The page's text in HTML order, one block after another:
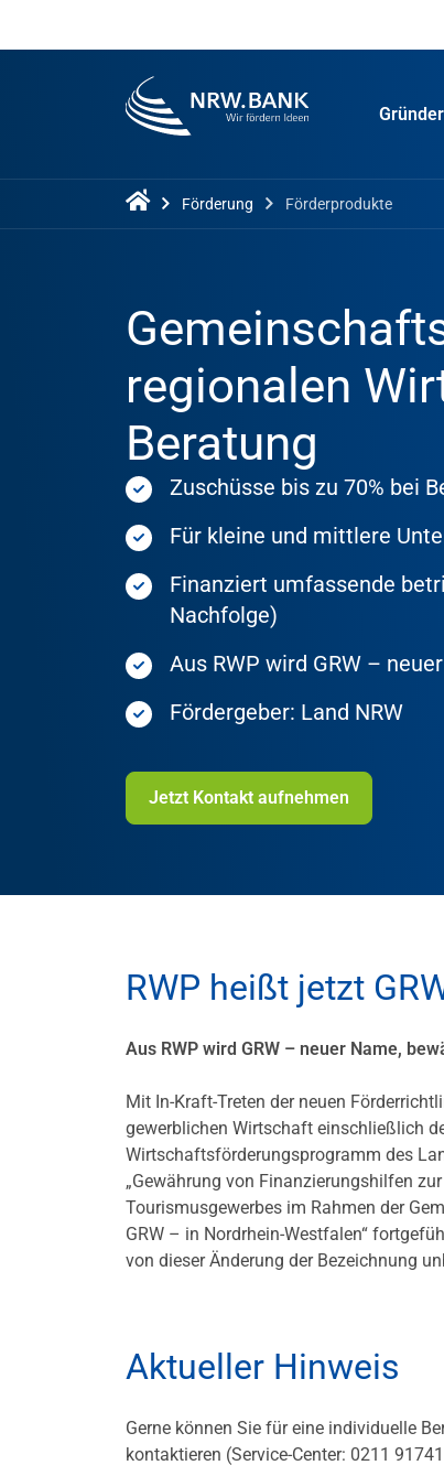
Gründer
Förderung Förderprodukte
regionalen
Beratung
Zuschüsse bis zu 70% bei
Für kleine und mittlere
Finanziert umfassende
Nachfolge)
Aus RWP wird GRW –
Fördergeber: Land NRW
Jetzt Kontakt aufnehmen
RWP heißt jetzt
Aus RWP wird GRW – neuer Name,
Mit In-Kraft-Treten der neuen
gewerblichen Wirtschaft einschließlich
Wirtschaftsförderungsprogramm des
„Gewährung von Finanzie­rungshilfen
Tourismusgewerbes im Rahmen der
GRW – in Nordrhein-Westfalen“
von dieser Änderung der Bezeichnung
Aktueller Hinweis
Gerne können Sie für eine individuelle
kontaktieren (Service-Center: 0211